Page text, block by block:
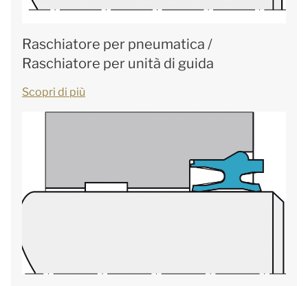
Raschiatore per pneumatica /
Raschiatore per unità di guida
Scopri di più